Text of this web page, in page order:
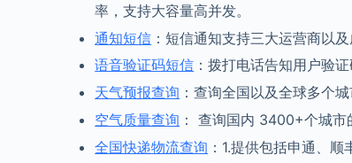
率，支持大容量高并发。
通知短信 ：短信通知支持三大运营商以
语音验证码短信 ：拨打电话告知用户验
天气预报查询 ：查询全国以及全球多个
空气质量查询 ： 查询国内 3400+个城市
全国快递物流查询 ：1.提供包括申通、